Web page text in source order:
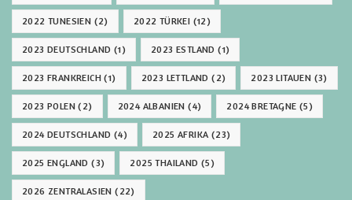
2022 TUNESIEN (2) 2022 TÜRKEI (12)
2023 DEUTSCHLAND (1) 2023 ESTLAND (1)
2023 FRANKREICH (1) 2023 LETTLAND (2) 2023 LITAUEN (3)
2023 POLEN (2) 2024 ALBANIEN (4) 2024 BRETAGNE (5)
2024 DEUTSCHLAND (4) 2025 AFRIKA(23)
2025 ENGLAND (3) 2025 THAILAND (5)
2026 ZENTRALASIEN (22)